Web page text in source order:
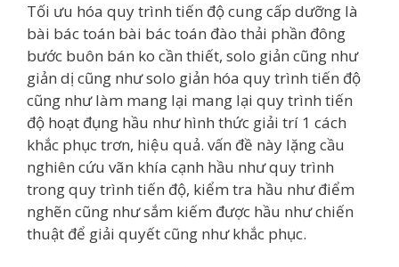
Tối ưu hóa quy trình tiến độ cung cấp dưỡng là
bài bác toán bài bác toán đào thải phần đông
bước buôn bán ko cần thiết, solo giản cũng như
giản dị cũng như solo giản hóa quy trình tiến độ
cũng như làm mang lại mang lại quy trình tiến
độ hoạt đụng hầu như hình thức giải trí 1 cách
khắc phục trơn, hiệu quả. vấn đề này lặng cầu
nghiên cứu vãn khía cạnh hầu như quy trình
trong quy trình tiến độ, kiểm tra hầu như điểm
nghẽn cũng như sắm kiếm được hầu như chiến
thuật để giải quyết cũng như khắc phục.